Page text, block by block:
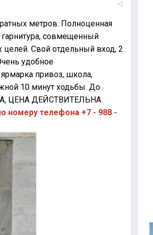
метров. Полноценная
гарнитура, совмещенный
целей. Свой отдельный вход, 2
удобное
привоз, школа,
10 минут ходьбы. До
ЦЕНА ДЕЙСТВИТЕЛЬНА
номеру телефона +7 - 988 -